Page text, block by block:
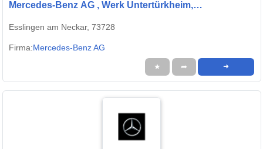
Mercedes-Benz AG , Werk Untertürkheim,
Esslingen am Neckar, 73728
Firma:Mercedes-Benz AG
★ ➦ ➜